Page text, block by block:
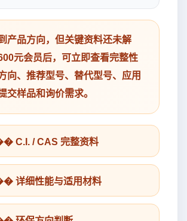
产品方向，但关键资料还未解
元会员后，可立即查看完整性
向、推荐型号、替代型号、应用
交样品和询价需求。
/ CAS 完整资料
细性能与适用材料